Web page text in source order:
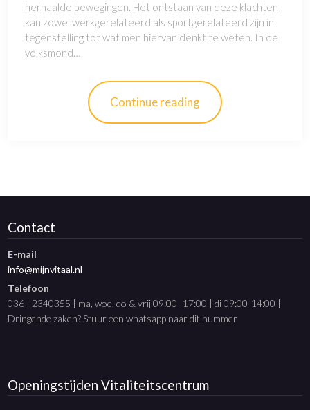
herhaalde bewegingen. Het ontstaan van deze klachten
kan zowel werkgerelateerd als sportgerelateerd zijn in
tegenstelling tot wat men hiervan denkt te weten. In de
volksmond…
Continue reading
Contact
E-mail
info@mijnvitaal.nl
Telefoon
036 - 2340355 | ma, woe, do & vrij 09:00–17:00 | di 09:00-14:00 |
Dringende zaken? Stuur een whatsapp naar dit nummer
OpeningstijdenVitaliteitscentrum